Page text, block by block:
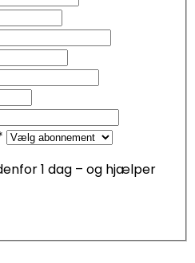
1 dag – og hjælper